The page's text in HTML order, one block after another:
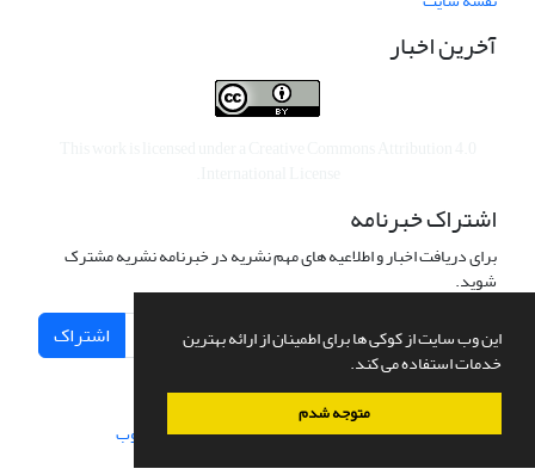
این وب سایت از کوکی ها برای اطمینان از ارائه بهترین
خدمات استفاده می کند.
متوجه شدم
آخرین اخبار
اشتراک خبرنامه
برای دریافت اخبار و اطلاعیه های مهم نشریه در خبرنامه نشریه مشترک
شوید.
اشتراک
سامانه مدیریت نشریات علمی.طراحی و پیاده سازی از سیناوب